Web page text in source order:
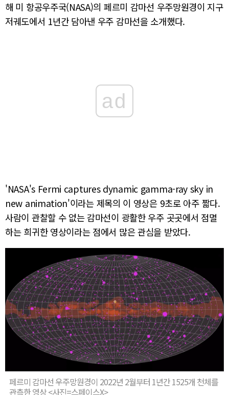
해 미 항공우주국(NASA)의 페르미 감마선 우주망원경이 지구
저궤도에서 1년간 담아낸 우주 감마선을 소개했다.
ad
'NASA's Fermi captures dynamic gamma-ray sky in
new animation'이라는 제목의 이 영상은 9초로 아주 짧다.
사람이 관찰할 수 없는 감마선이 광활한 우주 곳곳에서 점멸
하는 희귀한 영상이라는 점에서 많은 관심을 받았다.
페르미 감마선 우주망원경이 2022년 2월부터 1년간 1525개 천체를
관측한 영상 <사진=스페이스X>